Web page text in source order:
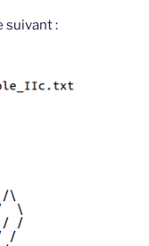
suivant :